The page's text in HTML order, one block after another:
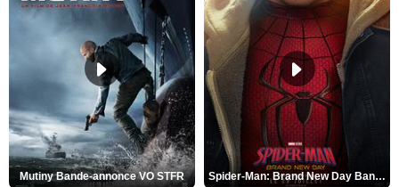
Mutiny Bande-annonce VO STFR Spider-Man: Brand New Day Bande-annonce VO STFR